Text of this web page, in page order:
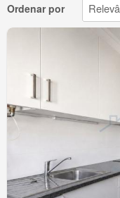
Ordenar por